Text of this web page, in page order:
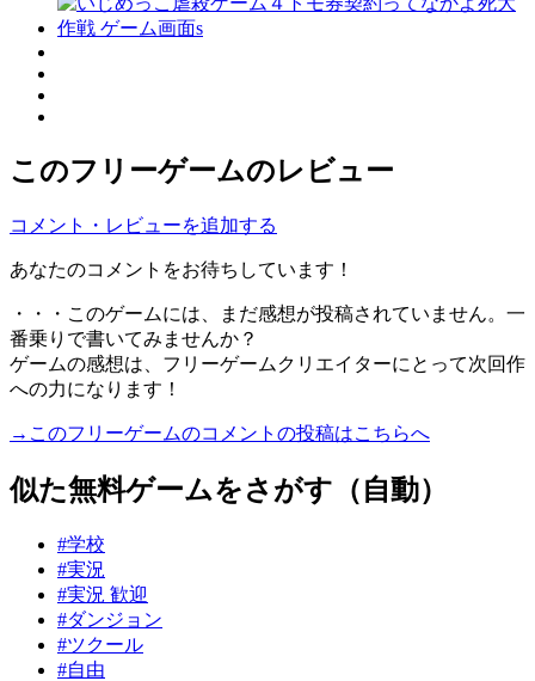
このフリーゲームのレビュー
コメント・レビューを追加する
あなたのコメントをお待ちしています！
・・・このゲームには、まだ感想が投稿されていません。一
番乗りで書いてみませんか？
ゲームの感想は、フリーゲームクリエイターにとって次回作
への力になります！
→このフリーゲームのコメントの投稿はこちらへ
似た無料ゲームをさがす（自動）
#学校
#実況
#実況 歓迎
#ダンジョン
#ツクール
#自由